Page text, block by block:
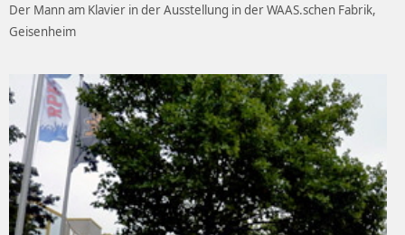
Der Mann am Klavier in der Ausstellung in der WAAS.schen Fabrik,
Geisenheim